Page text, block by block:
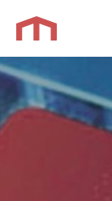
contenu